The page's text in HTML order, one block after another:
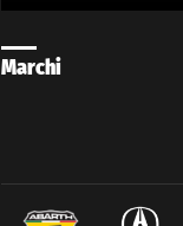
Marchi